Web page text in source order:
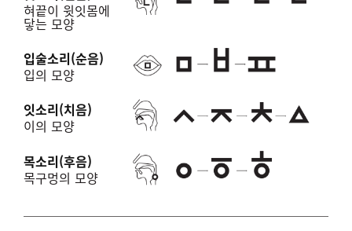
혀끝이 윗잇몸에
닿는 모양
입술소리(순음)
입의 모양
잇소리(치음)
이의 모양
목소리(후음)
목구멍의 모양